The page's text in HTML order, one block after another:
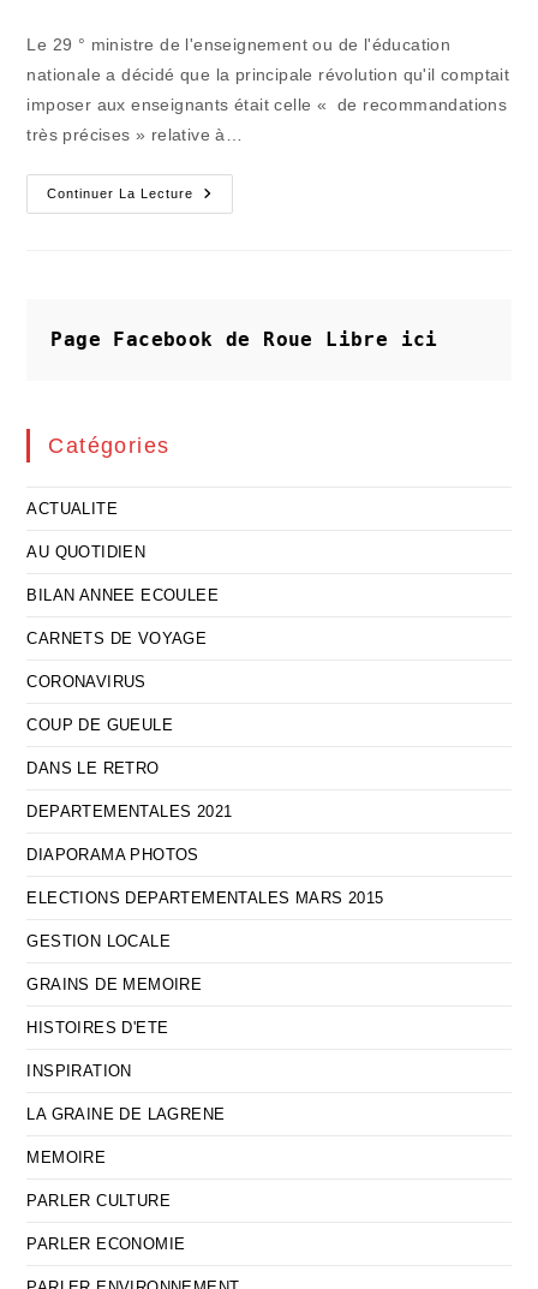
publication :
Le 29 ° ministre de l'enseignement ou de l'éducation
nationale a décidé que la principale révolution qu'il comptait
imposer aux enseignants était celle « de recommandations
très précises » relative à…
Continuer La Lecture
Le
Formatage
Page Facebook de Roue Libre ici
Catégories
ACTUALITE
AU QUOTIDIEN
BILAN ANNEE ECOULEE
CARNETS DE VOYAGE
CORONAVIRUS
COUP DE GUEULE
DANS LE RETRO
DEPARTEMENTALES 2021
DIAPORAMA PHOTOS
ELECTIONS DEPARTEMENTALES MARS 2015
GESTION LOCALE
GRAINS DE MEMOIRE
HISTOIRES D'ETE
INSPIRATION
LA GRAINE DE LAGRENE
MEMOIRE
PARLER CULTURE
PARLER ECONOMIE